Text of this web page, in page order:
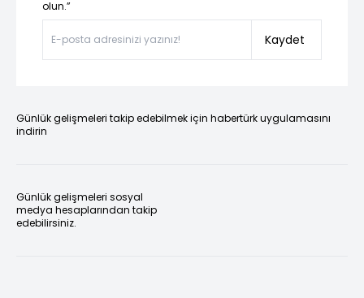
olun.”
Kaydet
Günlük gelişmeleri takip edebilmek için habertürk uygulamasını
indirin
Günlük gelişmeleri sosyal
medya hesaplarından takip
edebilirsiniz.